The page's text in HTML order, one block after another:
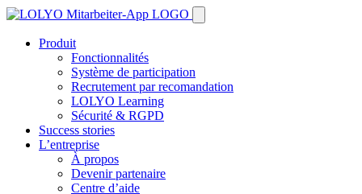
Produit
Fonctionnalités
Système de participation
Recrutement par recomandation
LOLYO Learning
Sécurité & RGPD
Success stories
L’entreprise
À propos
Devenir partenaire
Centre d’aide